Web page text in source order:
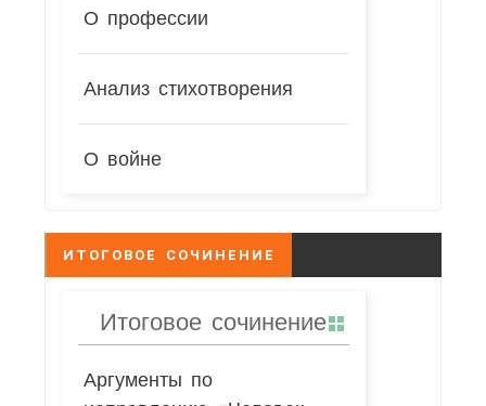
О профессии
Анализ стихотворения
О войне
ИТОГОВОЕ СОЧИНЕНИЕ
Итоговое сочинение
Аргументы по